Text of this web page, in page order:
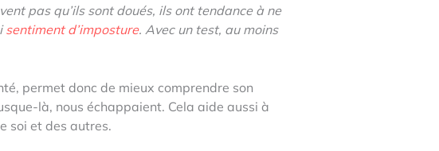
pas qu’ils sont doués, ils ont tendance à ne
sentiment d’imposture. Avec un test, au moins
permet donc de mieux comprendre son
là, nous échappaient. Cela aide aussi à
soi et des autres.